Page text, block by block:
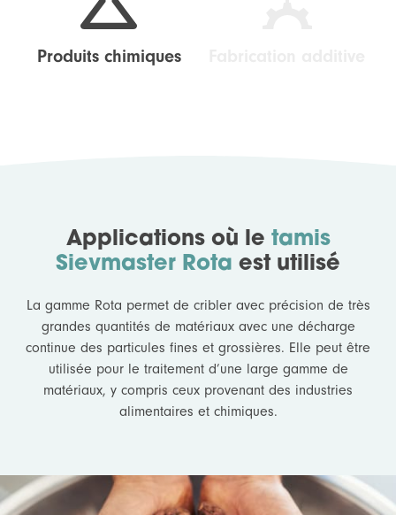
Produits chimiques
Applications où le tamis
Sievmaster Rota est utilisé
La gamme Rota permet de cribler avec précision de très
grandes quantités de matériaux avec une décharge
continue des particules fines et grossières. Elle peut être
utilisée pour le traitement d’une large gamme de
matériaux, y compris ceux provenant des industries
alimentaires et chimiques.